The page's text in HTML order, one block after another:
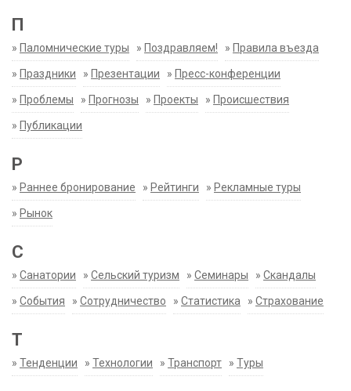
П
» Паломнические туры » Поздравляем! » Правила въезда
» Праздники » Презентации » Пресс-конференции
» Проблемы » Прогнозы » Проекты » Происшествия
» Публикации
Р
» Раннее бронирование » Рейтинги » Рекламные туры
» Рынок
С
» Санатории » Сельский туризм » Семинары » Скандалы
» События » Сотрудничество » Статистика » Страхование
Т
» Тенденции » Технологии » Транспорт » Туры